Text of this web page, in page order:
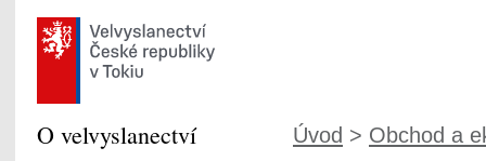
Úvod > Obchod a
O velvyslanectví